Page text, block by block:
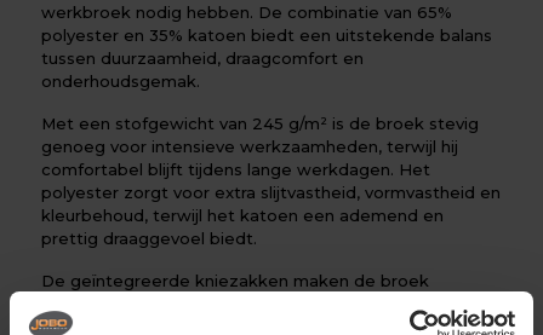
werkbroek nodig hebben. De combinatie van 65%
polyester en 35% katoen biedt een uitstekende balans
tussen duurzaamheid, draagcomfort en
onderhoudsgemak.
Met een stofgewicht van 245 g/m² is de broek stevig
genoeg voor intensieve werkzaamheden, terwijl hij
comfortabel blijft tijdens lange werkdagen. Het
polyester zorgt voor extra slijtvastheid, vormvastheid en
kleurbehoud, terwijl het katoen een ademend en
prettig draaggevoel biedt.
De geïntegreerde kniezakken maken de broek
waardoor extra comfort wordt geboden tijdens